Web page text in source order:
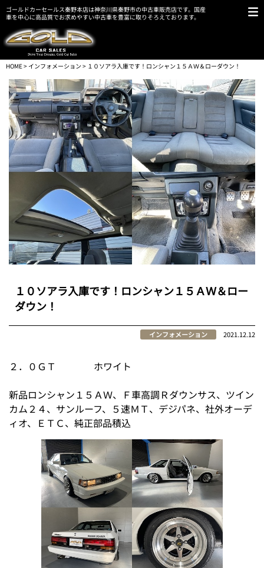
ゴールドカーセールス秦野本店は神奈川県秦野市の中古車販売店です。国産
車を中心に高品質でお求めやすい中古車を豊富に取りそろえております。
HOME> インフォメーション > １０ソアラ入庫です！ロンシャン１５ＡＷ＆ローダウン！
１０ソアラ入庫です！ロンシャン１５ＡＷ＆ロー
ダウン！
インフォメーション 2021.12.12
２．０ＧＴ ホワイト
新品ロンシャン１５ＡＷ、Ｆ車高調Ｒダウンサス、ツイン
カム２４、サンルーフ、５速ＭＴ、デジパネ、社外オーデ
ィオ、ＥＴＣ、純正部品積込